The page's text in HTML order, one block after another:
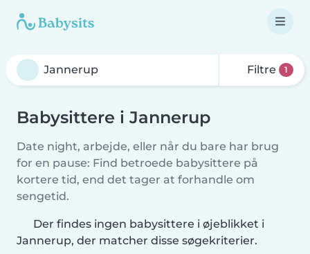
Filtre 1
Babysittere i Jannerup
Date night, arbejde, eller når du bare har brug
for en pause: Find betroede babysittere på
kortere tid, end det tager at forhandle om
sengetid.
Der findes ingen babysittere i øjeblikket i
Jannerup, der matcher disse søgekriterier.